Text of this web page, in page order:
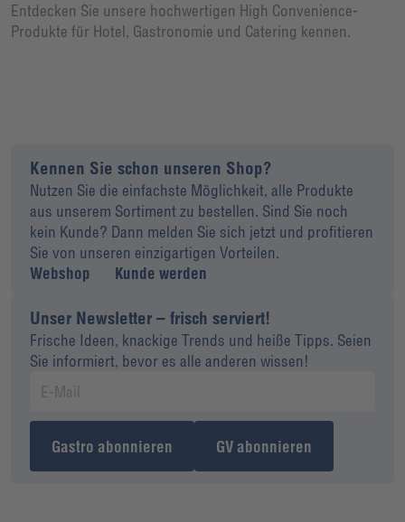
Entdecken Sie unsere hochwertigen High Convenience-
Produkte für Hotel, Gastronomie und Catering kennen.
Kennen Sie schon unseren Shop?
Nutzen Sie die einfachste Möglichkeit, alle Produkte
aus unserem Sortiment zu bestellen. Sind Sie noch
kein Kunde? Dann melden Sie sich jetzt und profitieren
Sie von unseren einzigartigen Vorteilen.
Webshop
Kunde werden
Unser Newsletter – frisch serviert!
Frische Ideen, knackige Trends und heiße Tipps. Seien
Sie informiert, bevor es alle anderen wissen!
Gastro abonnieren GV abonnieren